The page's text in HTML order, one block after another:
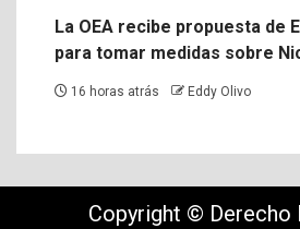
La OEA recibe propuesta de
para tomar medidas sobre
16 horas atrás Eddy Olivo
Copyright © Derecho